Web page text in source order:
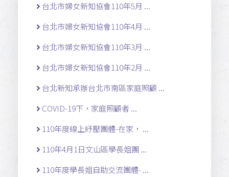
台北市婦女新知協會110年5月 ...
台北市婦女新知協會110年4月 ...
台北市婦女新知協會110年3月 ...
台北市婦女新知協會110年2月 ...
台北新知承辦台北市南區家庭照顧 ...
COVID-19下，家庭照顧者 ...
110年度線上紓壓團體-在家， ...
110年4月1日文山區學長姐團 ...
110年度學長姐自助交流團體- ...